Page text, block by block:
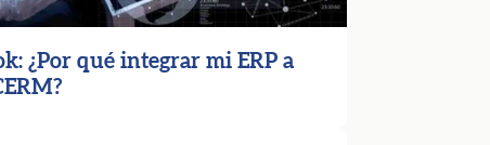
¿Por qué integrar mi ERP a